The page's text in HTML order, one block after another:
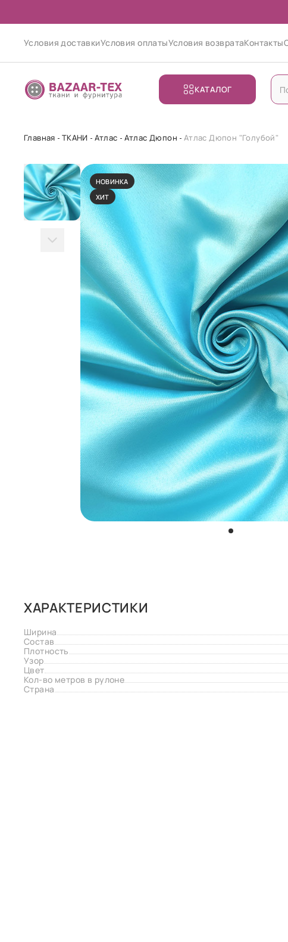
Условия доставкиУсловия оплатыУсловия возвратаКонтакты
КАТАЛОГ
Главная ТКАНИ Атлас Атлас Дюпон Атлас Дюпон "Голубой"
НОВИНКА
ХИТ
ХАРАКТЕРИСТИКИ
Ширина
Состав
Плотность
Узор
Цвет
Кол-во метров в рулоне
Страна